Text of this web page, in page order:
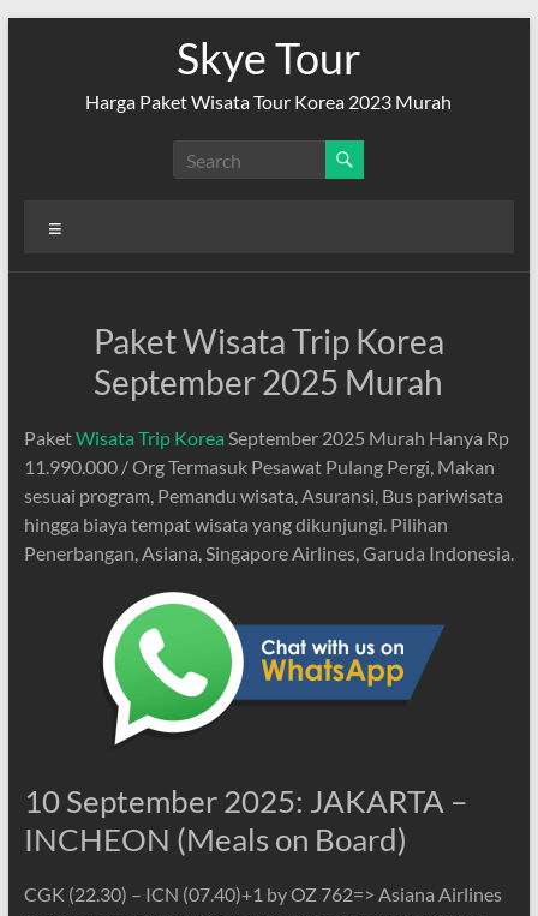
Skye Tour
Harga Paket Wisata Tour Korea 2023 Murah
Paket Wisata Trip Korea
September 2025 Murah
PaketWisata Trip Korea September 2025 Murah Hanya Rp
11.990.000 / Org Termasuk Pesawat Pulang Pergi, Makan
sesuai program, Pemandu wisata, Asuransi, Bus pariwisata
hingga biaya tempat wisata yang dikunjungi. Pilihan
Penerbangan, Asiana, Singapore Airlines, Garuda Indonesia.
10 September 2025: JAKARTA –
INCHEON (Meals on Board)
CGK (22.30) – ICN (07.40)+1 by OZ 762=> Asiana Airlines